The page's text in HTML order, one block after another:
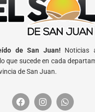
de San Juan! Noticias
que sucede en cada
de San Juan.